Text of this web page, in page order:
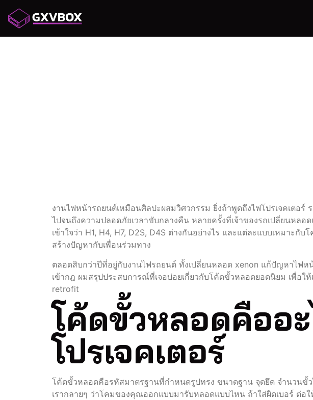
งานไฟหน้ารถยนต์เหมือนศิลปะผสมวิศวกรรม ยิ่งถ้าพูดถึงไฟโปรเจคเตอร์
ไปจนถึงความปลอดภัยเวลาขับกลางคืน หลายครั้งที่เจ้าของรถเปลี่ยนหล
เข้าใจว่า H1, H4, H7, D2S, D4S ต่างกันอย่างไร และแต่ละแบบเหมาะ
สร้างปัญหากับเพื่อนร่วมทาง
ตลอดสิบกว่าปีที่อยู่กับงานไฟรถยนต์ ทั้งเปลี่ยนหลอด xenon แก้ปัญหาไฟ
เข้ากฎ ผมสรุปประสบการณ์ที่เจอบ่อยเกี่ยวกับโค้ดขั้วหลอดยอดนิยม เพื่อใ
retrofit
โค้ดขั้วหลอดคืออ
โปรเจคเตอร์
โค้ดขั้วหลอดคือรหัสมาตรฐานที่กำหนดรูปทรง ขนาดฐาน จุดยึด จำนวนขั้
เรากลายๆ ว่าโคมของคุณออกแบบมารับหลอดแบบไหน ถ้าใส่ผิดเบอร์ ต่